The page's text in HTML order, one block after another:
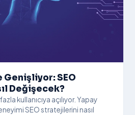
Genişliyor: SEO
Değişecek?
kullanıcıya açılıyor. Yapay
SEO stratejilerini nasıl